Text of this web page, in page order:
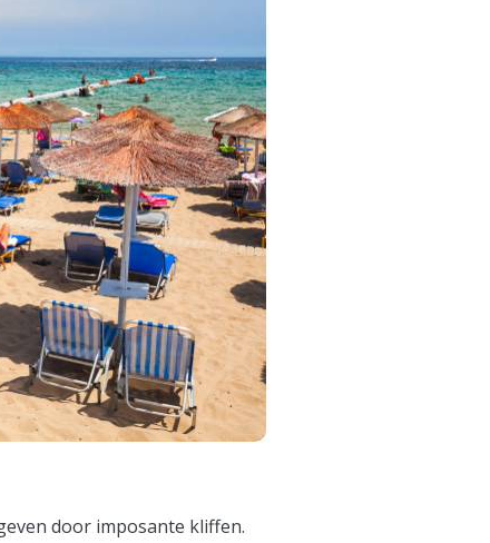
door imposante kliffen.